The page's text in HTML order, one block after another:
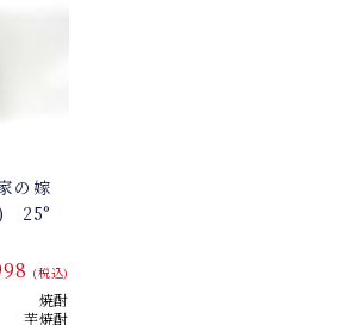
の嫁
) 25°
(税込)
焼酎
芋焼酎